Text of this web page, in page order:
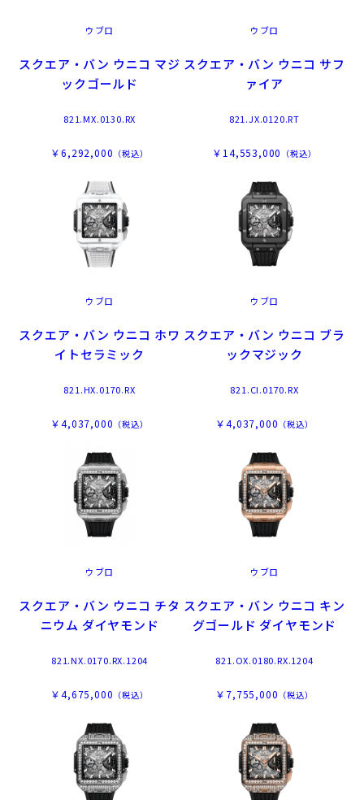
ウブロ
スクエア・バン ウニコ マジ
ックゴールド
821.MX.0130.RX
￥6,292,000 （税込）
ウブロ
スクエア・バン ウニコ サフ
ァイア
821.JX.0120.RT
￥14,553,000 （税込）
ウブロ
スクエア・バン ウニコ ホワ
イトセラミック
821.HX.0170.RX
￥4,037,000 （税込）
ウブロ
スクエア・バン ウニコ ブラ
ックマジック
821.CI.0170.RX
￥4,037,000 （税込）
ウブロ
スクエア・バン ウニコ チタ
ニウム ダイヤモンド
821.NX.0170.RX.1204
￥4,675,000 （税込）
ウブロ
スクエア・バン ウニコ キン
グゴールド ダイヤモンド
821.OX.0180.RX.1204
￥7,755,000 （税込）